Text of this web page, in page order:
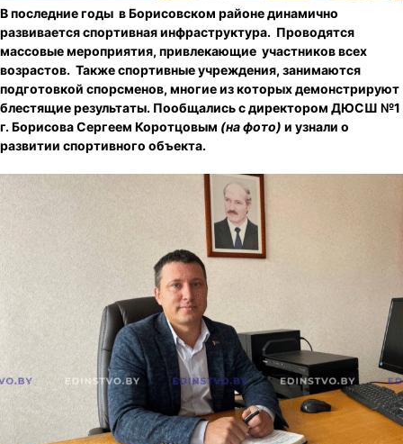
В последние годы в Борисовском районе динамично
развивается спортивная инфраструктура. Проводятся
массовые мероприятия, привлекающие участников всех
возрастов. Также спортивные учреждения, занимаются
подготовкой спорсменов, многие из которых демонстрируют
блестящие результаты. Пообщались с директором ДЮСШ №1
г. Борисова Сергеем Коротцовым (на фото) и узнали о
развитии спортивного объекта.